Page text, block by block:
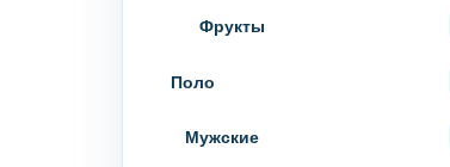
Фрукты
Поло
Мужские